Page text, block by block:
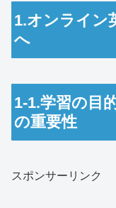
1.オンライン
へ
1-1.学習の目
の重要性
スポンサーリンク